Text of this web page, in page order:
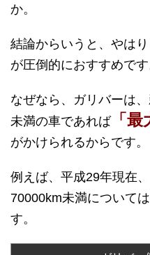
か。
結論からいうと、やはり
が圧倒的におすすめです
なぜなら、ガリバーは
未満の車であれば「最
がかけられるからです。
例えば、平成29年現在
70000km未満について
す。